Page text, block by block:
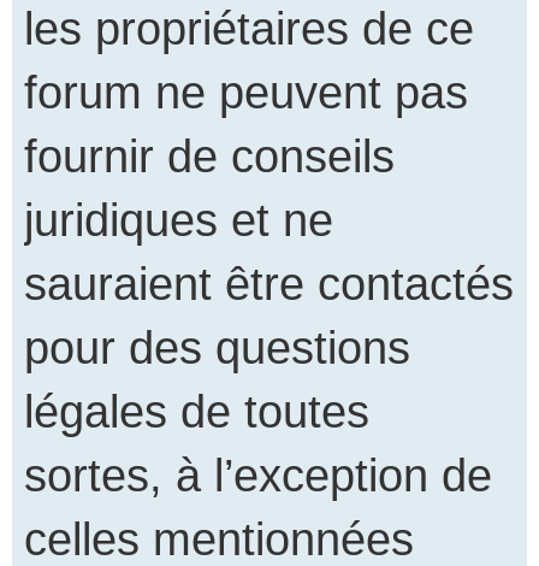
les propriétaires de ce
forum ne peuvent pas
fournir de conseils
juridiques et ne
sauraient être contactés
pour des questions
légales de toutes
sortes, à l’exception de
celles mentionnées